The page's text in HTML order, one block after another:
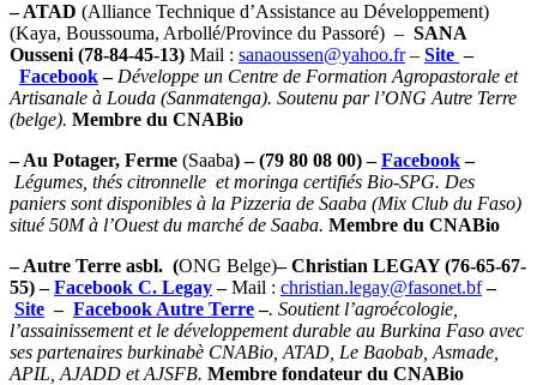
– ATAD (Alliance Technique d’Assistance au Développement)
(Kaya, Boussouma, Arbollé/Province du Passoré) – SANA
Ousseni (78-84-45-13) Mail : sanaoussen@yahoo.fr – Site –
Facebook– Développe un Centre de Formation Agropastorale et
Artisanale à Louda (Sanmatenga). Soutenu par l’ONG Autre Terre
(belge). Membre du CNABio
– Au Potager, Ferme (Saaba) – (79 80 08 00) –Facebook–
Légumes, thés citronnelle et moringa certifiés Bio-SPG. Des
paniers sont disponibles à la Pizzeria de Saaba (Mix Club du Faso)
situé 50M à l’Ouest du marché de Saaba. Membre du CNABio
– Autre Terre asbl. (ONG Belge)– Christian LEGAY (76-65-67-
55) –Facebook C. Legay–Mail : christian.legay@fasonet.bf –
Site – Facebook Autre Terre–. Soutient l’agroécologie,
l’assainissement et le développement durable au Burkina Faso avec
ses partenaires burkinabè CNABio, ATAD, Le Baobab, Asmade,
APIL, AJADD et AJSFB. Membre fondateur du CNABio